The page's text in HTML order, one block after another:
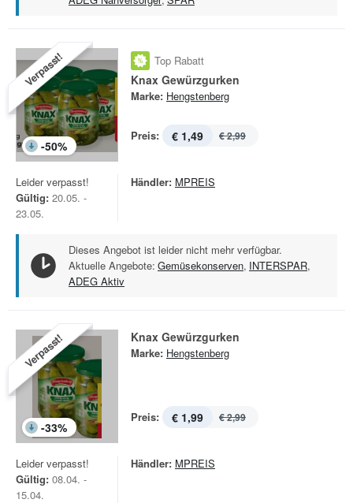
Verpasst!
-50%
Top Rabatt
Knax Gewürzgurken
Marke: Hengstenberg
Preis: € 1,49 € 2,99
Leider verpasst!
Gültig: 20.05. -
23.05.
Händler: MPREIS
Dieses Angebot ist leider nicht mehr verfügbar.
Aktuelle Angebote: Gemüsekonserven, INTERSPAR,
ADEG Aktiv
Verpasst!
-33%
Knax Gewürzgurken
Marke: Hengstenberg
Preis: € 1,99 € 2,99
Leider verpasst!
Gültig: 08.04. -
15.04.
Händler: MPREIS